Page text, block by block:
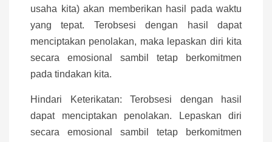
usaha kita) akan memberikan hasil pada waktu
yang tepat. Terobsesi dengan hasil dapat
menciptakan penolakan, maka lepaskan diri kita
secara emosional sambil tetap berkomitmen
pada tindakan kita.
Hindari Keterikatan: Terobsesi dengan hasil
dapat menciptakan penolakan. Lepaskan diri
secara emosional sambil tetap berkomitmen